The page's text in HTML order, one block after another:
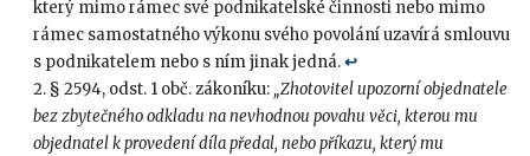
který mimo rámec své podnikatelské činnosti nebo mimo
rámec samostatného výkonu svého povolání uzavírá smlouvu
s podnikatelem nebo s ním jinak jedná.↩︎
§ 2594, odst. 1 obč. zákoníku:„Zhotovitel upozorní objednatele
bez zbytečného odkladu na nevhodnou povahu věci, kterou mu
objednatel k provedení díla předal, nebo příkazu, který mu